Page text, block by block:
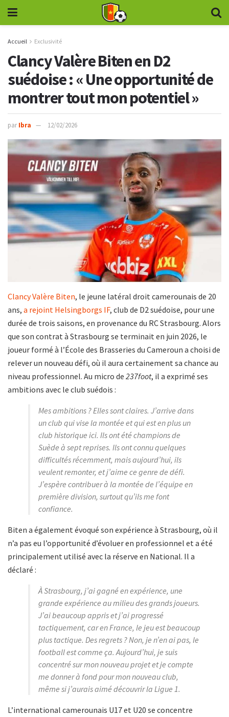
Accueil Exclusivité
Clancy Valère Biten en D2
suédoise : « Une opportunité de
montrer tout mon potentiel »
par Ibra 12/02/2026
Clancy Valère Biten, le jeune latéral droit camerounais de 20
ans, a rejoint Helsingborgs IF, club de D2 suédoise, pour une
durée de trois saisons, en provenance du RC Strasbourg. Alors
que son contrat à Strasbourg se terminait en juin 2026, le
joueur formé à l’École des Brasseries du Cameroun a choisi de
relever un nouveau défi, où il aura certainement sa chance au
niveau professionnel. Au micro de 237foot, il a exprimé ses
ambitions avec le club suédois :
Mes ambitions ? Elles sont claires. J’arrive dans
un club qui vise la montée et qui est en plus un
club historique ici. Ils ont été champions de
Suède à sept reprises. Ils ont connu quelques
difficultés récemment, mais aujourd’hui, ils
veulent remonter, et j’aime ce genre de défi.
J’espère contribuer à la montée de l’équipe en
première division, surtout qu’ils me font
confiance.
Biten a également évoqué son expérience à Strasbourg, où il
n’a pas eu l’opportunité d’évoluer en professionnel et a été
principalement utilisé avec la réserve en National. Il a
déclaré :
À Strasbourg, j’ai gagné en expérience, une
grande expérience au milieu des grands joueurs.
J’ai beaucoup appris et j’ai progressé
tactiquement, car en France, le jeu est beaucoup
plus tactique. Des regrets ? Non, je n’en ai pas, le
football est comme ça. Aujourd’hui, je suis
concentré sur mon nouveau projet et je compte
me donner à fond pour mon nouveau club,
même si j’aurais aimé découvrir la Ligue 1.
L’international camerounais U17 et U20 se concentre